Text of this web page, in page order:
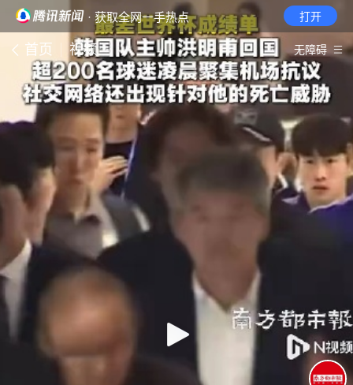
· 获取全网一手热点 打开
首页 视频 无障碍